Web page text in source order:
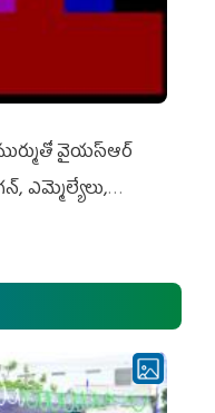
వైయ‌స్ఆర్
ఎమ్మెల్యేలు,